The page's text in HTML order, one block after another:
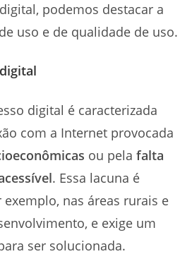
podemos destacar a
uso e de qualidade de uso.
digital é caracterizada
com a Internet provocada
ou pela falta
. Essa lacuna é
nas áreas rurais e
e exige um
ser solucionada.